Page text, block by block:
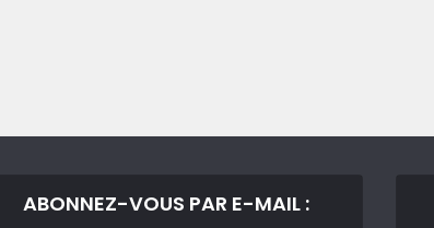
ABONNEZ-VOUS PAR E-MAIL :